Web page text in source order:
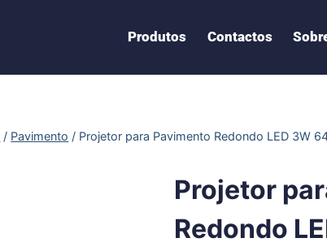
Produtos Contactos
/ Pavimento / Projetor para Pavimento Redondo LED 3W
Projetor
Redondo